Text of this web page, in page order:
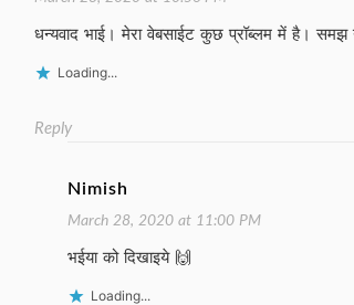
धन्यवाद भाई। मेरा वेबसाईट कुछ प्रॉब्लम में है। समझ
Loading...
Reply
Nimish
March 28, 2020 at 11:00 PM
भईया को दिखाइये 🙌
Loading...